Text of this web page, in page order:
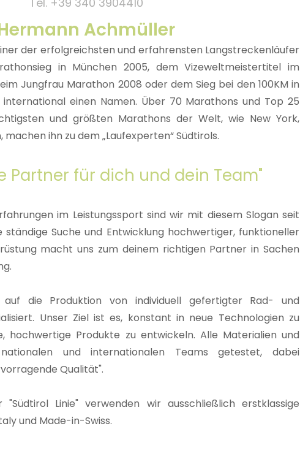
Achmüller
der erfolgreichsten und erfahrensten Langstreckenläufer
in München 2005, dem Vizeweltmeistertitel im
Jungfrau Marathon 2008 oder dem Sieg bei den 100KM in
einen Namen. Über 70 Marathons und Top 25
und größten Marathons der Welt, wie New York,
machen ihn zu dem „Laufexperten“ Südtirols.
Partner für dich und dein Team"
im Leistungssport sind wir mit diesem Slogan seit
ständige Suche und Entwicklung hochwertiger, funktioneller
macht uns zum deinem richtigen Partner in Sachen
die Produktion von individuell gefertigter Rad- und
Unser Ziel ist es, konstant in neue Technologien zu
hochwertige Produkte zu entwickeln. Alle Materialien und
und internationalen Teams getestet, dabei
Qualität".
Linie" verwenden wir ausschließlich erstklassige
und Made-in-Swiss.